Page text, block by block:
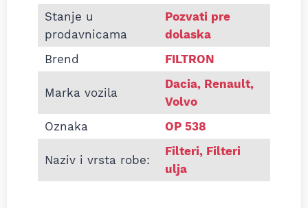
Informacije o Filter ulja Filtron OP538 Dacia 1.6D
Stanje u
prodavnicama
Pozvati pre
dolaska
Brend
FILTRON
Marka vozila
Dacia, Renault,
Volvo
Oznaka
OP 538
Naziv i vrsta robe:
Filteri, Filteri
ulja